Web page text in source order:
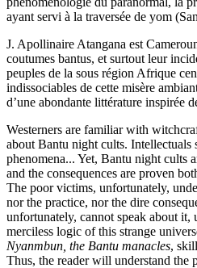
ayant servi à la traversée de yom
J. Apollinaire Atangana est
coutumes bantus, et surtout leur
peuples de la sous région Afrique
indissociables de cette misère
d’une abondante littérature inspirée
Westerners are familiar with
about Bantu night cults. Intellectuals
phenomena... Yet, Bantu night cults
and the consequences are proven
The poor victims, unfortunately,
nor the practice, nor the dire
unfortunately, cannot speak about it,
merciless logic of this strange
Nyanmbun, the Bantu manacles,
Thus, the reader will understand the